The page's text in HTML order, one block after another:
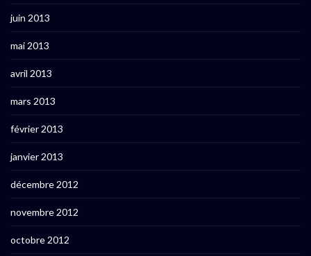
juin 2013
mai 2013
avril 2013
mars 2013
février 2013
janvier 2013
décembre 2012
novembre 2012
octobre 2012